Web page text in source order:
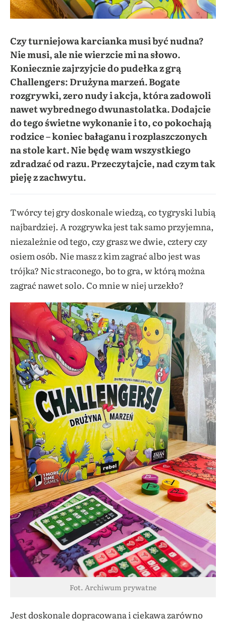
Czy turniejowa karcianka musi być nudna?
Nie musi, ale nie wierzcie mi na słowo.
Koniecznie zajrzyjcie do pudełka z grą
Challengers: Drużyna marzeń. Bogate
rozgrywki, zero nudy i akcja, która zadowoli
nawet wybrednego dwunastolatka. Dodajcie
do tego świetne wykonanie i to, co pokochają
rodzice – koniec bałaganu i rozplaszczonych
na stole kart. Nie będę wam wszystkiego
zdradzać od razu. Przeczytajcie, nad czym tak
pieję z zachwytu.
Twórcy tej gry doskonale wiedzą, co tygryski lubią
najbardziej. A rozgrywka jest tak samo przyjemna,
niezależnie od tego, czy grasz we dwie, cztery czy
osiem osób. Nie masz z kim zagrać albo jest was
trójka? Nic straconego, bo to gra, w którą można
zagrać nawet solo. Co mnie w niej urzekło?
Fot. Archiwum prywatne
Jest doskonale dopracowana i ciekawa zarówno